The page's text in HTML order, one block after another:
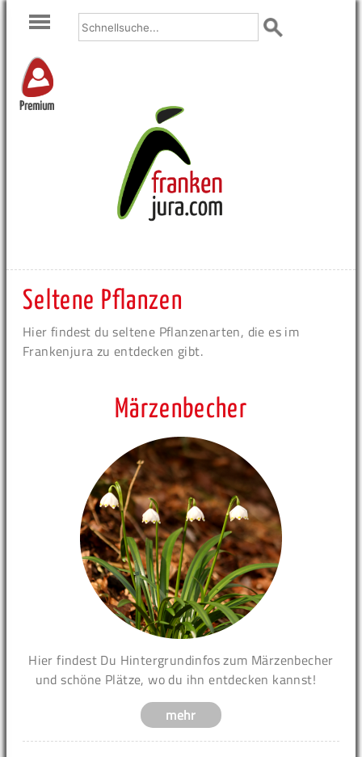
Premium
Seltene Pflanzen
Hier findest du seltene Pflanzenarten, die es im
Frankenjura zu entdecken gibt.
Märzenbecher
Hier findest Du Hintergrundinfos zum Märzenbecher
und schöne Plätze, wo du ihn entdecken kannst!
mehr